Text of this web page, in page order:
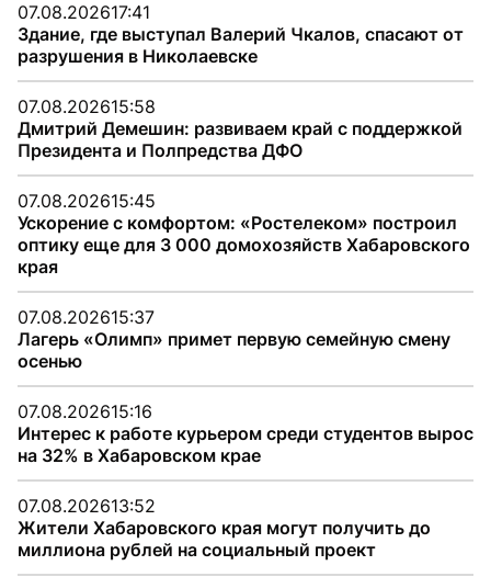
07.08.202617:41
Здание, где выступал Валерий Чкалов, спасают от
разрушения в Николаевске
07.08.202615:58
Дмитрий Демешин: развиваем край с поддержкой
Президента и Полпредства ДФО
07.08.202615:45
Ускорение с комфортом: «Ростелеком» построил
оптику еще для 3 000 домохозяйств Хабаровского
края
07.08.202615:37
Лагерь «Олимп» примет первую семейную смену
осенью
07.08.202615:16
Интерес к работе курьером среди студентов вырос
на 32% в Хабаровском крае
07.08.202613:52
Жители Хабаровского края могут получить до
миллиона рублей на социальный проект